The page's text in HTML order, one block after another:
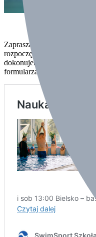
Zapraszamy wszystkie
rozpoczęciem nauki
dokonujemy wyłącznie
formularza na naszej stronie.